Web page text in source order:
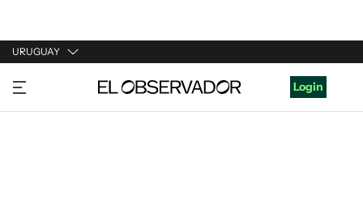
URUGUAY
URUGUAY
ARGENTINA
Login